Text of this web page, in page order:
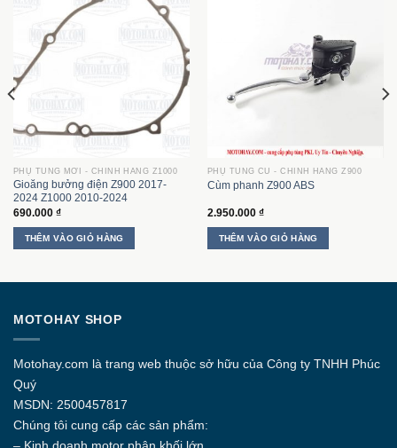
PHỤ TÙNG MỚI - CHÍNH HÃNG Z1000
Gioăng bưởng điện Z900 2017-
2024 Z1000 2010-2024
690.000 ₫
THÊM VÀO GIỎ HÀNG
PHỤ TÙNG CŨ - CHÍNH HÃNG Z900
Cùm phanh Z900 ABS
2.950.000 ₫
THÊM VÀO GIỎ HÀNG
MOTOHAY SHOP
Motohay.com là trang web thuộc sở hữu của Công ty TNHH Phúc
Quý
MSDN: 2500457817
Chúng tôi cung cấp các sản phẩm:
– Kinh doanh motor phân khối lớn.